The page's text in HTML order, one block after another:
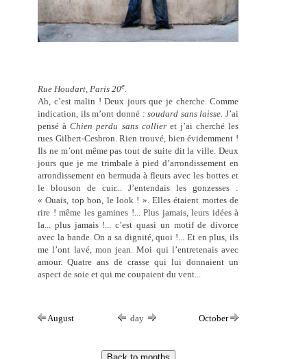
Rue Houdart, Paris 20e.
Ah, c’est malin ! Deux jours que je cherche. Comme
indication, ils m’ont donné :soudard sans laisse. J’ai
pensé àChien perdu sans collieret j’ai cherché les
rues Gilbert-Cesbron. Rien trouvé, bien évidemment !
Ils ne m’ont même pas tout de suite dit la ville. Deux
jours que je me trimbale à pied d’arrondissement en
arrondissement en bermuda à fleurs avec les bottes et
le blouson de cuir... J’entendais les gonzesses :
« Ouais, top bon, le look ! ». Elles étaient mortes de
rire ! même les gamines !... Plus jamais, leurs idées à
la... plus jamais !... c’est quasi un motif de divorce
avec la bande. On a sa dignité, quoi !... Et en plus, ils
me l’ont lavé, mon jean. Moi qui l’entretenais avec
amour. Quatre ans de crasse qui lui donnaient un
aspect de soie et qui me coupaient du vent...
August day October